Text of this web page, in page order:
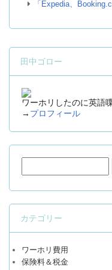
「Expedia、
田中ゴロー
ワーホリしたのに英語
→ プロフィール
カテゴリー
ワーホリ費用
保険料＆税金